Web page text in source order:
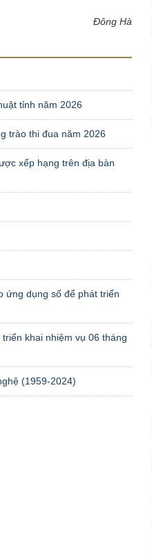
Đông Hà
tỉnh năm 2026
trào thi đua năm 2026
xếp hạng trên địa bàn
ứng dụng số để phát triển
khai nhiệm vụ 06 tháng
(1959-2024)